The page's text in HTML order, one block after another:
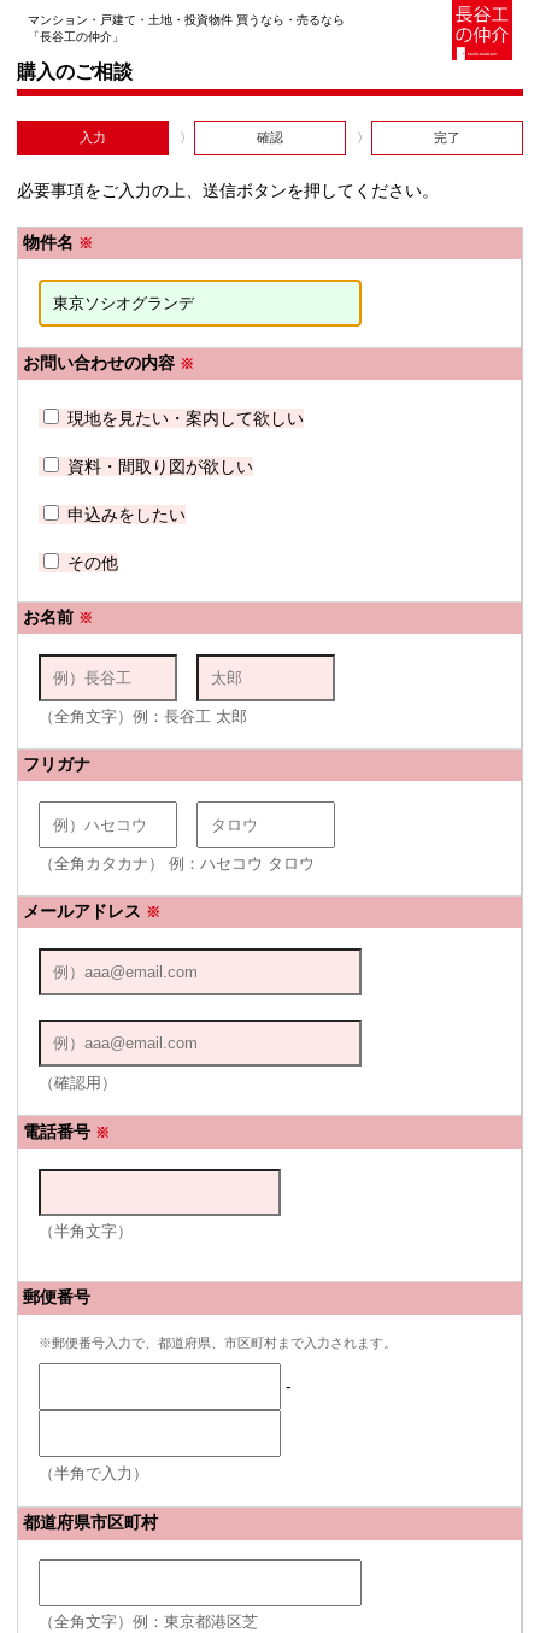
マンション・戸建て・土地・投資物件 買うなら・売るなら
「長谷工の仲介」
購入のご相談
入力 確認 完了
必要事項をご入力の上、送信ボタンを押してください。
物件名 ※
お問い合わせの内容 ※
現地を見たい・案内して欲しい
資料・間取り図が欲しい
申込みをしたい
その他
お名前 ※
（全角文字）例：長谷工 太郎
フリガナ
（全角カタカナ） 例：ハセコウ タロウ
メールアドレス ※
（確認用）
電話番号 ※
（半角文字）
郵便番号
※郵便番号入力で、都道府県、市区町村まで入力されます。
-
（半角で入力）
都道府県市区町村
（全角文字）例：東京都港区芝